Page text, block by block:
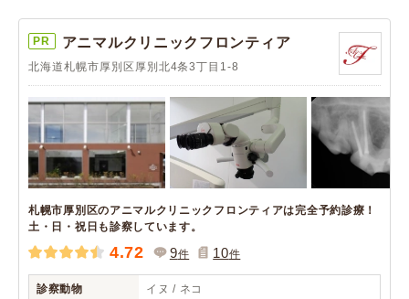
PR アニマルクリニックフロンティア
北海道札幌市厚別区厚別北4条3丁目1-8
札幌市厚別区のアニマルクリニックフロンティアは完全予約診療！
土・日・祝日も診察しています。
4.72 9件 10件
診察動物 イヌ / ネコ